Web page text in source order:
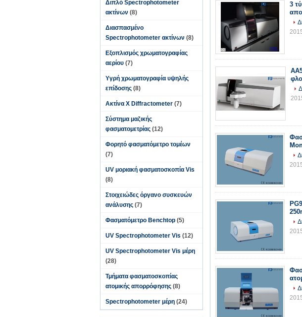
Διπλό Spectrophotometer
ακτίνων (8)
Διασπασμένο
Spectrophotometer ακτίνων (8)
Εξοπλισμός χρωματογραφίας
αερίου (7)
Υγρή χρωματογραφία υψηλής
επίδοσης (8)
Ακτίνα X Diffractometer (7)
Σύστημα μαζικής
φασματομετρίας (12)
Φορητό φασματόμετρο τομέων
(7)
UV μοριακή φασματοσκοπία Vis
(8)
Στοιχειώδες όργανο συσκευών
ανάλυσης (7)
Φασματόμετρο Benchtop (5)
UV Spectrophotometer Vis (12)
UV Spectrophotometer Vis μέρη
(28)
Τμήματα φασματοσκοπίας
ατομικής απορρόφησης (8)
Spectrophotometer μέρη (24)
3